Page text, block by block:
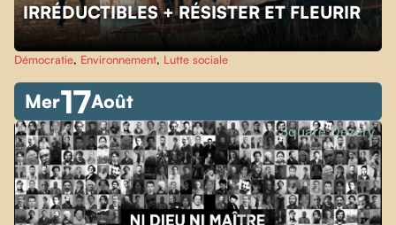
IRRÉDUCTIBLES + RÉSISTER ET FLEURIR
Démocratie, Environnement, Lutte sociale
Mer17Août
Square Dézéry